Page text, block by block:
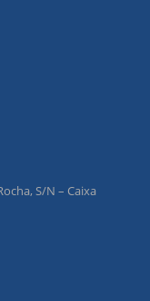
S/N – Caixa